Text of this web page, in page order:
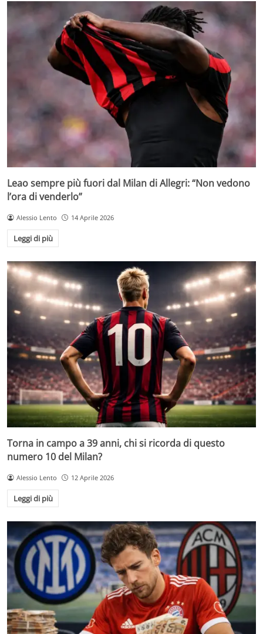
Leao sempre più fuori dal Milan di Allegri: “Non vedono
l’ora di venderlo”
Alessio Lento 14 Aprile 2026
Leggi di più
Torna in campo a 39 anni, chi si ricorda di questo
numero 10 del Milan?
Alessio Lento 12 Aprile 2026
Leggi di più